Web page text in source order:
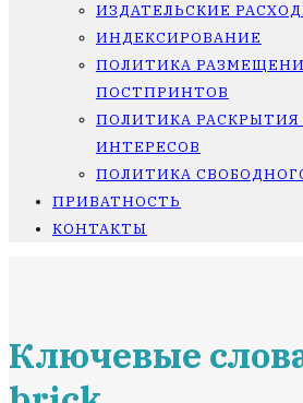
ИЗДАТЕЛЬСКИЕ
ИНДЕКСИРОВАНИЕ
ПОЛИТИКА
ПОСТПРИНТОВ
ПОЛИТИКА
ИНТЕРЕСОВ
ПОЛИТИКА
ПРИВАТНОСТЬ
КОНТАКТЫ
Ключевые